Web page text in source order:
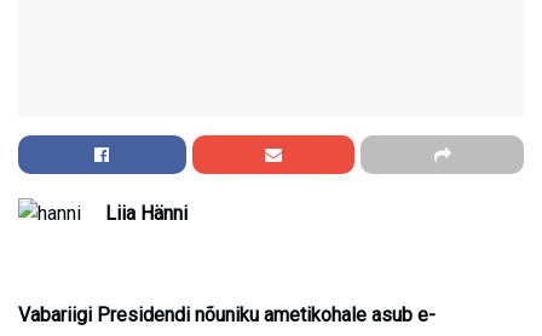
Liia Hänni
Vabariigi Presidendi nõuniku ametikohale asub e-